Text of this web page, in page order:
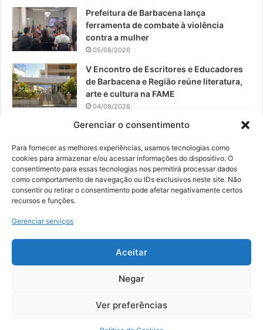
Gerenciar o consentimento
Para fornecer as melhores experiências, usamos tecnologias como
cookies para armazenar e/ou acessar informações do dispositivo. O
consentimento para essas tecnologias nos permitirá processar dados
como comportamento de navegação ou IDs exclusivos neste site. Não
consentir ou retirar o consentimento pode afetar negativamente certos
recursos e funções.
Gerenciar serviços
Aceitar
Negar
Ver preferências
Prefeitura de Barbacena lança
ferramenta de combate à violência
contra a mulher
05/08/2026
V Encontro de Escritores e Educadores
de Barbacena e Região reúne literatura,
arte e cultura na FAME
04/08/2026
Teatro da Pedra apresenta novo
04/08/2026
© 2026, Todos os direitos reservados | Desenvolvido por:
Digital Business| Hospedado por:NP Publicidade
Fale Conosco
Sobre Nós
Política de Segurança e Privacidade
Facebook
YouTubeInstagram